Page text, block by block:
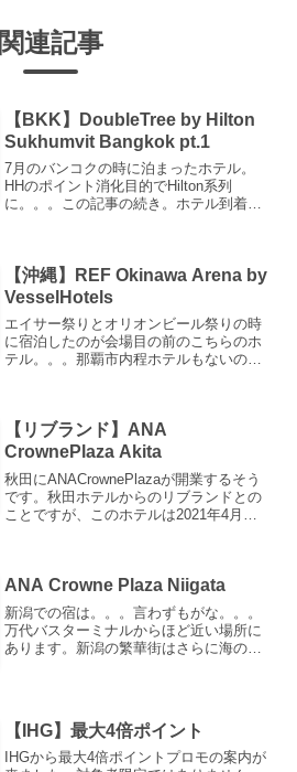
関連記事
【BKK】DoubleTree by Hilton
Sukhumvit Bangkok pt.1
7月のバンコクの時に泊まったホテル。
HHのポイント消化目的でHilton系列
に。。。この記事の続き。ホテル到着も
ですが、こちらか...
【沖縄】REF Okinawa Arena by
VesselHotels
エイサー祭りとオリオンビール祭りの時
に宿泊したのが会場目の前のこちらのホ
テル。。。那覇市内程ホテルもないので
ェックインの時間帯に...
【リブランド】ANA
CrownePlaza Akita
秋田にANACrownePlazaが開業するそう
です。秋田ホテルからのリブランドとの
ことですが、このホテルは2021年4月に
ANACro...
ANA Crowne Plaza Niigata
新潟での宿は。。。言わずもがな。。。
万代バスターミナルからほど近い場所に
あります。新潟の繁華街はさらに海の方
の中間の位置といった具合...
【IHG】最大4倍ポイント
IHGから最大4倍ポイントプロモの案内が